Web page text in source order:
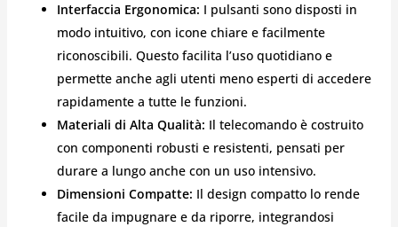
Interfaccia Ergonomica: I pulsanti sono disposti in
modo intuitivo, con icone chiare e facilmente
riconoscibili. Questo facilita l’uso quotidiano e
permette anche agli utenti meno esperti di accedere
rapidamente a tutte le funzioni.
Materiali di Alta Qualità: Il telecomando è costruito
con componenti robusti e resistenti, pensati per
durare a lungo anche con un uso intensivo.
Dimensioni Compatte: Il design compatto lo rende
facile da impugnare e da riporre, integrandosi